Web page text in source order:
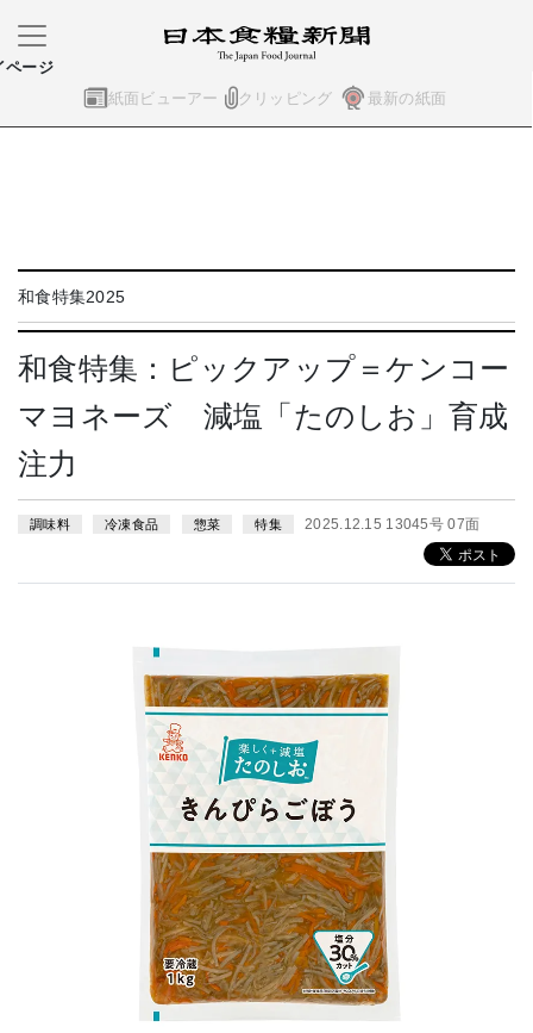
紙面ビューアー クリッピング 最新の紙面
ページ
和食特集2025
和食特集：ピックアップ＝ケンコー
マヨネーズ 減塩「たのしお」育成
注力
調味料 冷凍食品 惣菜 特集 2025.12.15 13045号 07面